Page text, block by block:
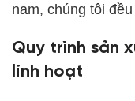
nam, chúng tôi
Quy trình sản
linh hoạt